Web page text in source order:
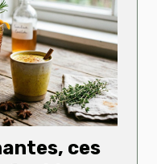
ces